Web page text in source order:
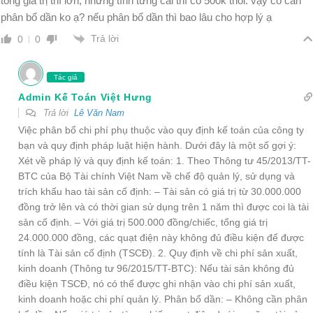
phân bổ dần ko ạ? nếu phân bổ dần thì bao lâu cho hợp lý ạ
0 0 Trả lời
Tác giả
Admin Kế Toán Việt Hưng
Trả lời Lê Văn Nam
Việc phân bổ chi phí phụ thuộc vào quy định kế toán của công ty
bạn và quy định pháp luật hiện hành. Dưới đây là một số gợi ý:
Xét về pháp lý và quy định kế toán: 1. Theo Thông tư 45/2013/TT-
BTC của Bộ Tài chính Việt Nam về chế độ quản lý, sử dụng và
trích khấu hao tài sản cố định: – Tài sản có giá trị từ 30.000.000
đồng trở lên và có thời gian sử dụng trên 1 năm thì được coi là tài
sản cố định. – Với giá trị 500.000 đồng/chiếc, tổng giá trị
24.000.000 đồng, các quạt điện này không đủ điều kiện để được
tính là Tài sản cố định (TSCĐ). 2. Quy định về chi phí sản xuất,
kinh doanh (Thông tư 96/2015/TT-BTC): Nếu tài sản không đủ
điều kiện TSCĐ, nó có thể được ghi nhận vào chi phí sản xuất,
kinh doanh hoặc chi phí quản lý. Phân bổ dần: – Không cần phân